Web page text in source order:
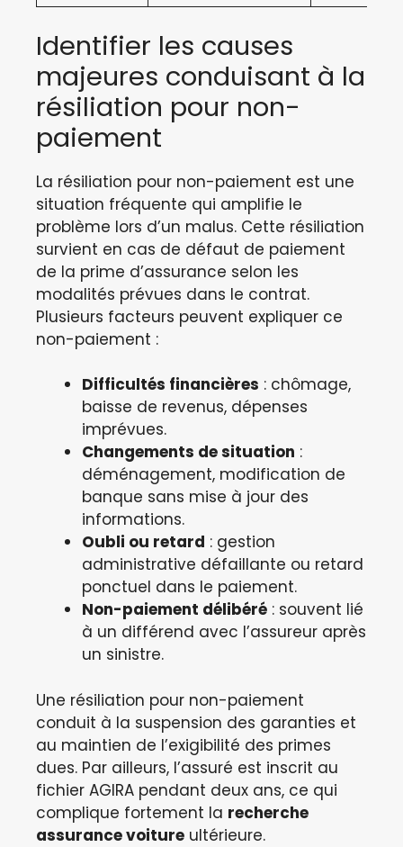
Identifier les causes
majeures conduisant à la
résiliation pour non-
paiement
La résiliation pour non-paiement est une
situation fréquente qui amplifie le
problème lors d’un malus. Cette résiliation
survient en cas de défaut de paiement
de la prime d’assurance selon les
modalités prévues dans le contrat.
Plusieurs facteurs peuvent expliquer ce
non-paiement :
Difficultés financières : chômage,
baisse de revenus, dépenses
imprévues.
Changements de situation :
déménagement, modification de
banque sans mise à jour des
informations.
Oubli ou retard : gestion
administrative défaillante ou retard
ponctuel dans le paiement.
Non-paiement délibéré : souvent lié
à un différend avec l’assureur après
un sinistre.
Une résiliation pour non-paiement
conduit à la suspension des garanties et
au maintien de l’exigibilité des primes
dues. Par ailleurs, l’assuré est inscrit au
fichier AGIRA pendant deux ans, ce qui
complique fortement la recherche
assurance voiture ultérieure.